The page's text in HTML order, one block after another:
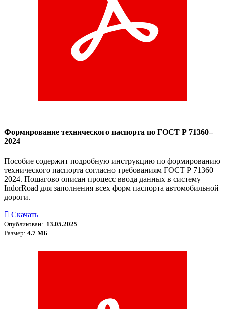
Формирование технического паспорта по ГОСТ Р 71360–
2024
Пособие содержит подробную инструкцию по формированию
технического паспорта согласно требованиям ГОСТ Р 71360–
2024. Пошагово описан процесс ввода данных в систему
IndorRoad для заполнения всех форм паспорта автомобильной
дороги.
Скачать
Опубликован: 13.05.2025
Размер: 4.7 МБ